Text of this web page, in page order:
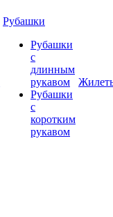
Рубашки
Рубашки
с
длинным
рукавом
Рубашки
с
коротким
рукавом